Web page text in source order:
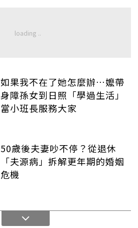
如果我不在了她怎麼辦…嬤帶
身障孫女到日照「學過生活」
當小班長服務大家
50歲後夫妻吵不停？從退休
「夫源病」拆解更年期的婚姻
危機